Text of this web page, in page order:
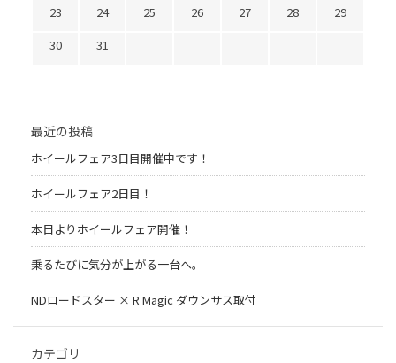
23
24 25 26 27 28
29
30
31
最近の投稿
ホイールフェア3日目開催中です！
ホイールフェア2日目！
本日よりホイールフェア開催！
乗るたびに気分が上がる一台へ。
NDロードスター × R Magic ダウンサス取付
カテゴリ